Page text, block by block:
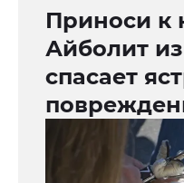
Приноси к
Айболит
спасает